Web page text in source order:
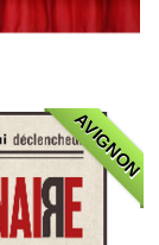
AVIGNON